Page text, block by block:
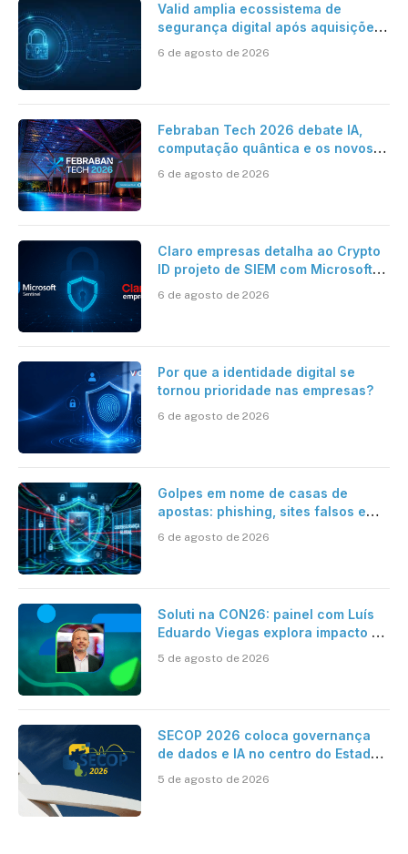
Valid amplia ecossistema de
segurança digital após aquisições
6 de agosto de 2026
Febraban Tech 2026 debate IA,
computação quântica e os novos
6 de agosto de 2026
Claro empresas detalha ao Crypto
ID projeto de SIEM com Microsoft
automatizada
6 de agosto de 2026
Por que a identidade digital se
tornou prioridade nas empresas?
6 de agosto de 2026
Golpes em nome de casas de
apostas: phishing, sites falsos e
6 de agosto de 2026
Soluti na CON26: painel com Luís
Eduardo Viegas explora impacto de
Contabilidade
5 de agosto de 2026
SECOP 2026 coloca governança
de dados e IA no centro do Estado
5 de agosto de 2026